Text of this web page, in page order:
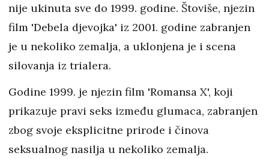
nije ukinuta sve do 1999. godine. Štoviše, njezin
film 'Debela djevojka' iz 2001. godine zabranjen
je u nekoliko zemalja, a uklonjena je i scena
silovanja iz trialera.
Godine 1999. je njezin film 'Romansa X', koji
prikazuje pravi seks između glumaca, zabranjen
zbog svoje eksplicitne prirode i činova
seksualnog nasilja u nekoliko zemalja.